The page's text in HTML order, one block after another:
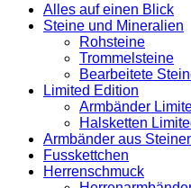
Alles auf einen Blick
Steine und Mineralien
Rohsteine
Trommelsteine
Bearbeitete
Limited Edition
Armbänder
Halsketten
Armbänder aus
Fusskettchen
Herrenschmuck